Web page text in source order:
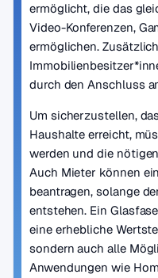
ermöglicht, die das
Video-Konferenzen,
ermöglichen.
durch den Anschluss
Um sicherzustellen,
Haushalte erreicht,
werden und die
Auch Mieter können
beantragen, solange
entstehen. Ein
eine erhebliche
sondern auch alle
Anwendungen wie